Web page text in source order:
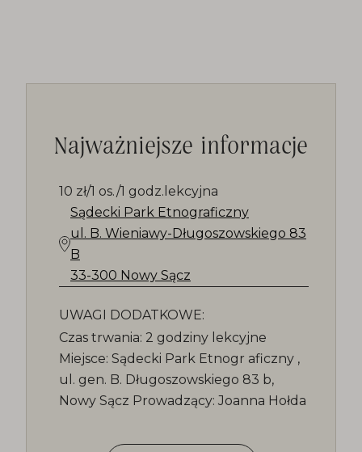
Najważniejsze informacje
10 zł/1 os./1 godz.lekcyjna
Sądecki Park Etnograficzny
ul. B. Wieniawy-Długoszowskiego 83
B
33-300 Nowy Sącz
UWAGI DODATKOWE:
Czas trwania: 2 godziny lekcyjne
Miejsce: Sądecki Park Etnogr aficzny ,
ul. gen. B. Długoszowskiego 83 b,
Nowy Sącz Prowadzący: Joanna Hołda